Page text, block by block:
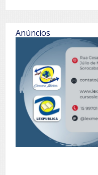
Anúncios